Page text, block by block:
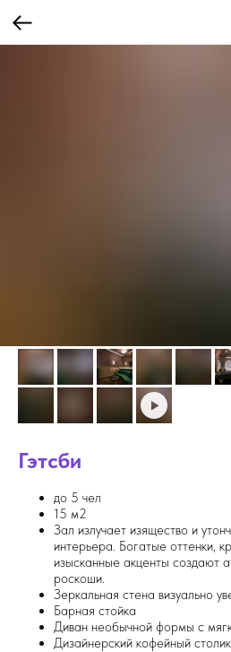
Гэтсби
до 5 чел
15 м2
Зал излучает изящество и
интерьера. Богатые оттенки,
изысканные акценты создают
роскоши.
Зеркальная стена визуально
Барная стойка
Диван необычной формы с
Дизайнерский кофейный столик